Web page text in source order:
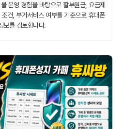
운영 경험을 바탕으로 할부원금, 요금제
건, 부가서비스 여부를 기준으로 휴대폰
보를 검토합니다.